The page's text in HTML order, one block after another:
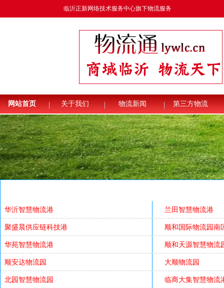
临沂正新网络技术服务中心旗下物流服务
网站首页 关于我们 物流新闻 第三方物流
华沂智慧物流港
兰田智慧物流港
聚盛晨供应链科技港
顺和国际物流园南
华苑智慧物流港
顺和天源智慧物流
顺安达物流园
大顺物流园
北园智慧物流园
临商大集智慧物流